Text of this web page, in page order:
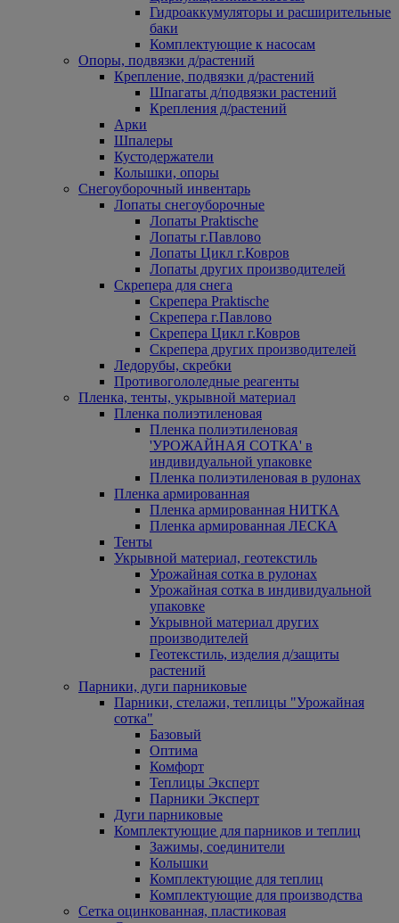
Гидроаккумуляторы и расширительные
баки
Комплектующие к насосам
Опоры, подвязки д/растений
Крепление, подвязки д/растений
Шпагаты д/подвязки растений
Крепления д/растений
Арки
Шпалеры
Кустодержатели
Колышки, опоры
Снегоуборочный инвентарь
Лопаты снегоуборочные
Лопаты Praktische
Лопаты г.Павлово
Лопаты Цикл г.Ковров
Лопаты других производителей
Скрепера для снега
Скрепера Praktische
Скрепера г.Павлово
Скрепера Цикл г.Ковров
Скрепера других производителей
Ледорубы, скребки
Противогололедные реагенты
Пленка, тенты, укрывной материал
Пленка полиэтиленовая
Пленка полиэтиленовая
'УРОЖАЙНАЯ СОТКА' в
индивидуальной упаковке
Пленка полиэтиленовая в рулонах
Пленка армированная
Пленка армированная НИТКА
Пленка армированная ЛЕСКА
Тенты
Укрывной материал, геотекстиль
Урожайная сотка в рулонах
Урожайная сотка в индивидуальной
упаковке
Укрывной материал других
производителей
Геотекстиль, изделия д/защиты
растений
Парники, дуги парниковые
Парники, стелажи, теплицы "Урожайная
сотка"
Базовый
Оптима
Комфорт
Теплицы Эксперт
Парники Эксперт
Дуги парниковые
Комплектующие для парников и теплиц
Зажимы, соединители
Колышки
Комплектующие для теплиц
Комплектующие для производства
Сетка оцинкованная, пластиковая